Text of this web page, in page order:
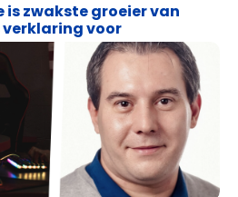
is zwakste groeier van
verklaring voor